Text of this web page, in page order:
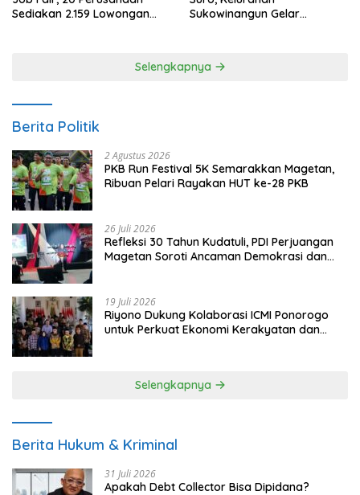
Sediakan 2.159 Lowongan
Sukowinangun Gelar
Selengkapnya
Berita Politik
2 Agustus 2026
PKB Run Festival 5K Semarakkan Magetan,
Ribuan Pelari Rayakan HUT ke-28 PKB
26 Juli 2026
Refleksi 30 Tahun Kudatuli, PDI Perjuangan
Magetan Soroti Ancaman Demokrasi dan
19 Juli 2026
Riyono Dukung Kolaborasi ICMI Ponorogo
untuk Perkuat Ekonomi Kerakyatan dan
Selengkapnya
Berita Hukum & Kriminal
31 Juli 2026
Apakah Debt Collector Bisa Dipidana?